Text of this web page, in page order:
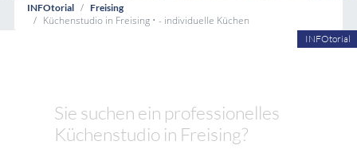
INFOtorial Freising
Küchenstudio in Freising • - individuelle Küchen
INFOtorial
Sie suchen ein professionelles
Küchenstudio in Freising?